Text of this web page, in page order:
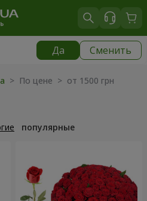
Да Сменить
> По цене > от 1500 грн
популярные